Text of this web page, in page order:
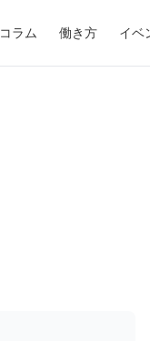
コラム 働き方 イベ